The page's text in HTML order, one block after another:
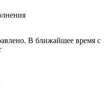
В ближайшее время с